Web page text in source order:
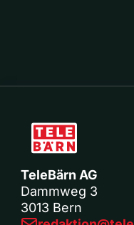
TeleBärn AG
Dammweg 3
3013 Bern